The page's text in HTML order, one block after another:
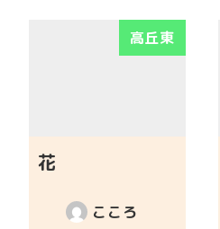
高丘東
花
こころ